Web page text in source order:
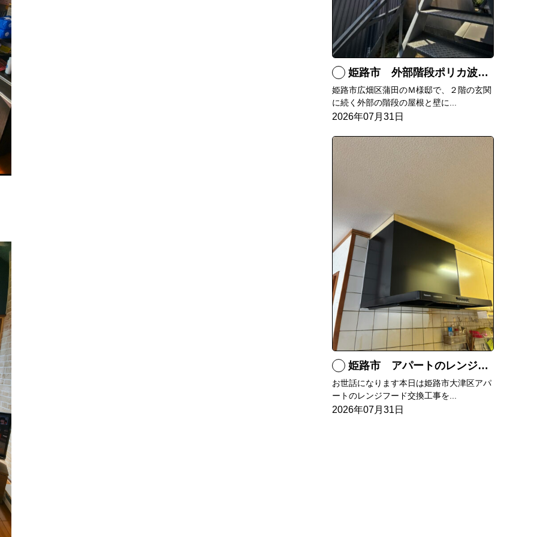
姫路市 外部階段ポリカ波板張替工事
姫路市広畑区蒲田のＭ様邸で、２階の玄関
に続く外部の階段の屋根と壁に...
2026年07月31日
姫路市 アパートのレンジフード交換
お世話になります本日は姫路市大津区アパ
ートのレンジフード交換工事を...
2026年07月31日